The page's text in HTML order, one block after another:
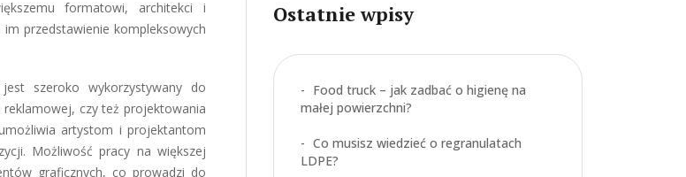
formatowi, architekci i
przedstawienie kompleksowych
szeroko wykorzystywany do
czy też projektowania
artystom i projektantom
Możliwość pracy na większej
graficznych, co prowadzi do
Ostatnie wpisy
Food truck – jak zadbać o higienę na
małej powierzchni?
Co musisz wiedzieć o regranulatach
LDPE?